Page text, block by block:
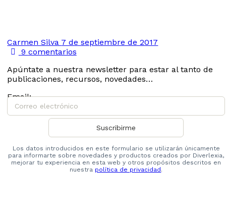
Carmen Silva 7 de septiembre de 2017
9 comentarios
Apúntate a nuestra newsletter para estar al tanto de
publicaciones, recursos, novedades…
Email:
Los datos introducidos en este formulario se utilizarán únicamente
para informarte sobre novedades y productos creados por Diverlexia,
mejorar tu experiencia en esta web y otros propósitos descritos en
nuestra política de privacidad.